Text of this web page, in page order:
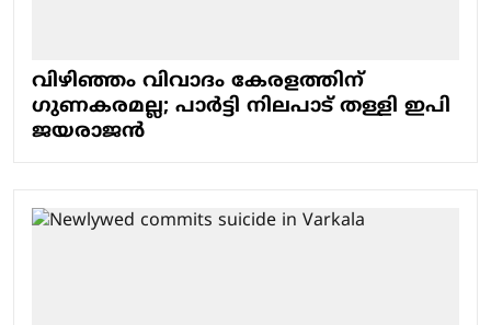
വിഴിഞ്ഞം വിവാദം കേരളത്തിന്
ഗുണകരമല്ല; പാർട്ടി നിലപാട് തള്ളി ഇപി
ജയരാജൻ